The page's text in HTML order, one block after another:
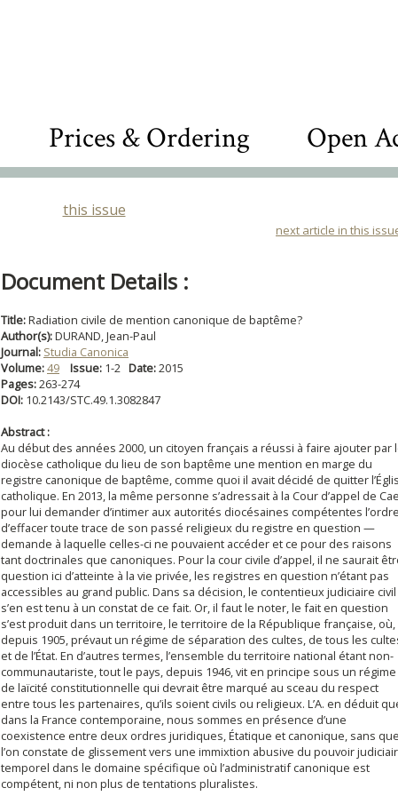
Prices & Ordering Open
this issue
next article in this
Document Details :
Title:Radiation civile de mention canonique de baptême?
Author(s):DURAND, Jean-Paul
Journal: Studia Canonica
Volume:49 Issue: 1-2 Date:2015
Pages:263-274
DOI: 10.2143/STC.49.1.3082847
Abstract :
Au début des années 2000, un citoyen français a réussi à faire ajouter par
diocèse catholique du lieu de son baptême une mention en marge du
registre canonique de baptême, comme quoi il avait décidé de quitter
catholique. En 2013, la même personne s’adressait à la Cour d’appel de
pour lui demander d’intimer aux autorités diocésaines compétentes l’ordre
d’effacer toute trace de son passé religieux du registre en question —
demande à laquelle celles-ci ne pouvaient accéder et ce pour des raisons
tant doctrinales que canoniques. Pour la cour civile d’appel, il ne saurait
question ici d’atteinte à la vie privée, les registres en question n’étant pas
accessibles au grand public. Dans sa décision, le contentieux judiciaire civil
s’en est tenu à un constat de ce fait. Or, il faut le noter, le fait en question
s’est produit dans un territoire, le territoire de la République française, où,
depuis 1905, prévaut un régime de séparation des cultes, de tous les
et de l’État. En d’autres termes, l’ensemble du territoire national étant non-
communautariste, tout le pays, depuis 1946, vit en principe sous un régime
de laïcité constitutionnelle qui devrait être marqué au sceau du respect
entre tous les partenaires, qu’ils soient civils ou religieux. L’A. en déduit
dans la France contemporaine, nous sommes en présence d’une
coexistence entre deux ordres juridiques, Étatique et canonique, sans que
l’on constate de glissement vers une immixtion abusive du pouvoir
temporel dans le domaine spécifique où l’administratif canonique est
compétent, ni non plus de tentations pluralistes.